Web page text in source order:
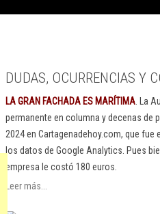
DUDAS, OCURRENCIAS Y
LA GRAN FACHADA ES MARÍTIMA . La
permanente en columna y decenas
2024 en Cartagenadehoy.com, que
los datos de Google Analytics. Pues
empresa le costó 180 euros.
Leer más...